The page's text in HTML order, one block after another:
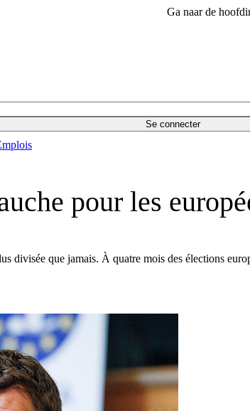
Ga naar de
Se connecter
pour les
divisée que jamais. À quatre mois des élections